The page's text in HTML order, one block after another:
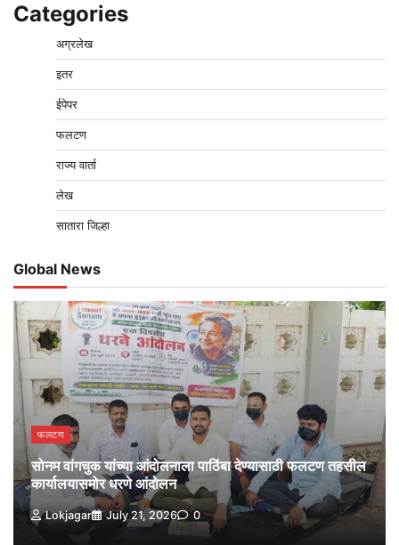
Categories
अग्रलेख
इतर
ईपेपर
फलटण
राज्य वार्ता
लेख
सातारा जिल्हा
Global News
फलटण
सोनम वांगचुक यांच्या आंदोलनाला पाठिंबा देण्यासाठी फलटण तहसील
कार्यालयासमोर धरणे आंदोलन
Lokjagar July 21, 2026 0